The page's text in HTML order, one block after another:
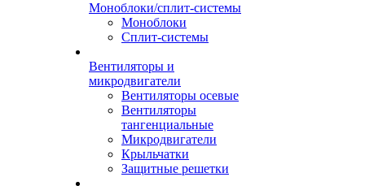
Моноблоки/сплит-системы
Моноблоки
Сплит-системы
Вентиляторы и
микродвигатели
Вентиляторы осевые
Вентиляторы
тангенциальные
Микродвигатели
Крыльчатки
Защитные решетки